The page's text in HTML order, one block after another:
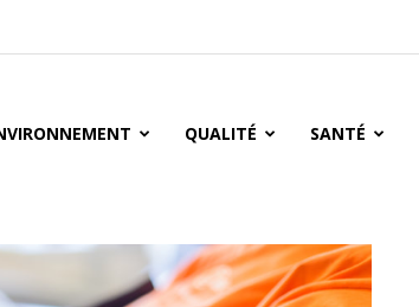
QUALITÉ SANTÉ